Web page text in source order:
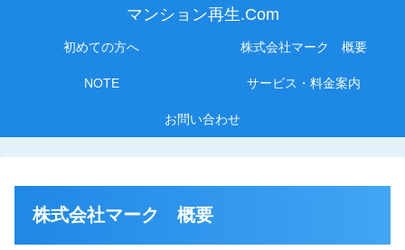
マンション再生.Com
初めての方へ 株式会社マーク 概要
NOTE サービス・料金案内
お問い合わせ
株式会社マーク 概要